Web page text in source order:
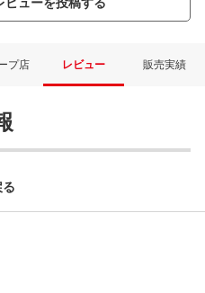
プ店 レビュー 販売実績